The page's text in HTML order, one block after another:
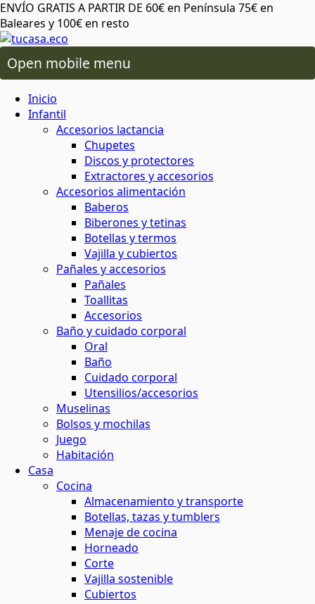
ENVÍO GRATIS A PARTIR DE 60€ en Península 75€ en
Baleares y 100€ en resto
Open mobile menu
oral
capilar
y baño
y horticultura
residuos
lactancia
alimentación
accesorios
corporal
Inicio
Infantil
Accesorios lactancia
Chupetes
Discos y protectores
Extractores y accesorios
Accesorios alimentación
Baberos
Biberones y tetinas
Botellas y termos
Vajilla y cubiertos
Pañales y accesorios
Pañales
Toallitas
Accesorios
Baño y cuidado corporal
Oral
Baño
Cuidado corporal
Utensilios/accesorios
Muselinas
Bolsos y mochilas
Juego
Habitación
Casa
Cocina
Almacenamiento y transporte
Botellas, tazas y tumblers
Menaje de cocina
Horneado
Corte
Vajilla sostenible
Cubiertos